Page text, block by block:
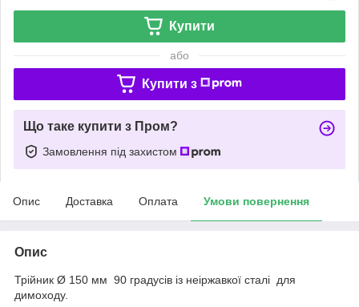
Купити
або
Купити з
Що таке купити з Пром?
Замовлення під захистом
Опис Доставка Оплата Умови повернення
Опис
Трійник Ø 150 мм 90 градусів із неіржавкої сталі для
димоходу.